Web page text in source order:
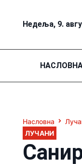
Недеља, 9.
Насловна
ЛУЧАНИ